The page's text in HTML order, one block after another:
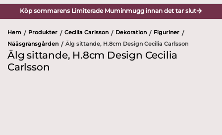
Köp sommarens Limiterade Muminmugg innan det tar slut
Hem / Produkter / Cecilia Carlsson / Dekoration / Figuriner /
Nääsgränsgården / Älg sittande, H.8cm Design Cecilia Carlsson
Älg sittande, H.8cm Design Cecilia
Carlsson